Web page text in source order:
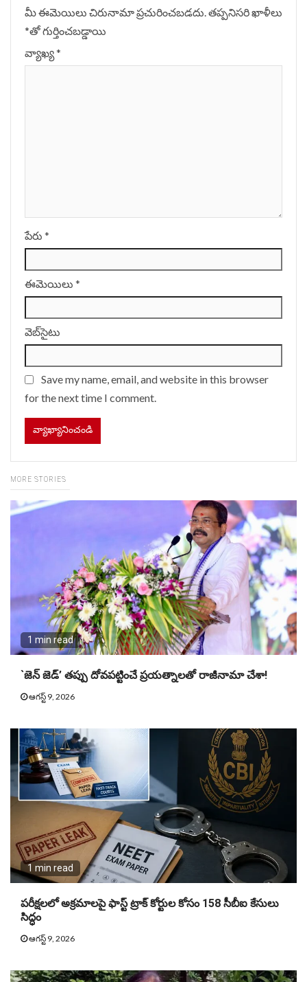
మీ ఈమెయిలు చిరునామా ప్రచురించబడదు. తప్పనిసరి ఖాళీలు
*‌తో గుర్తించబడ్డాయి
వ్యాఖ్య*
పేరు *
ఈమెయిలు *
వెబ్‌సైటు
Save my name, email, and website in this browser
for the next time I comment.
MORE STORIES
1 min read
`జెన్ జెడ్’ తప్పు దోవపట్టించే ప్రయత్నాలతో రాజీనామా చేశా!
ఆగస్ట్ 9, 2026
1 min read
పరీక్షలలో అక్రమాలపై ఫాస్ట్ ట్రాక్ కోర్టుల కోసం 158 సీబీఐ కేసులు
సిద్ధం
ఆగస్ట్ 9, 2026